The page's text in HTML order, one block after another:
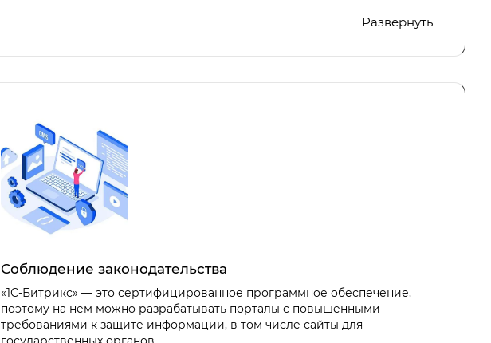
Кроме того, «Битрикс» предоставляет круглосуточную техническую
управления сайтом более удобным и эффективным.
Развернуть
Соблюдение законодательства
«1С-Битрикс» — это сертифицированное программное обеспечение,
поэтому на нем можно разрабатывать порталы с повышенными
требованиями к защите информации, в том числе сайты для